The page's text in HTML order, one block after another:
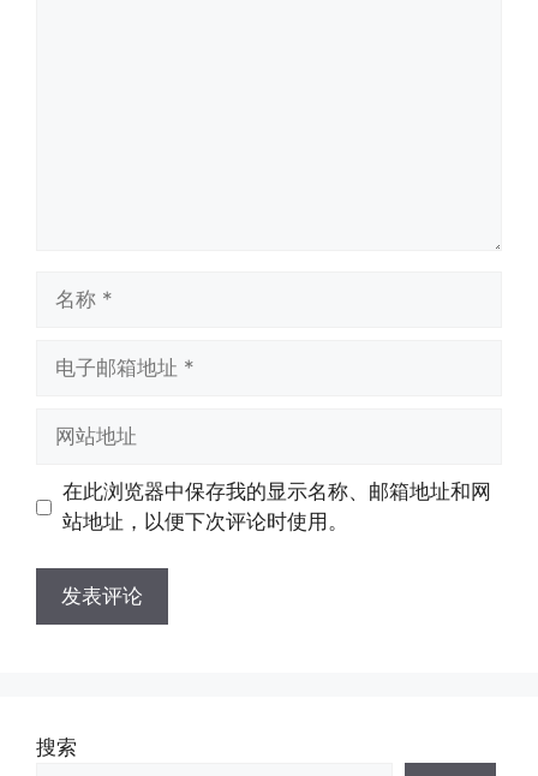
址
址
在此浏览器中保存我的显示名称、邮箱地址和网
站地址，以便下次评论时使用。
搜索